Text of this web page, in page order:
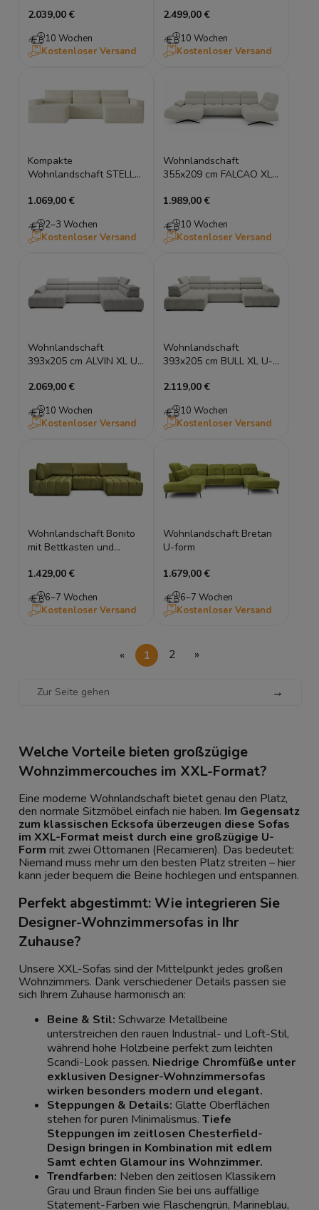
Sitzverstellung
2.039,00 €
10 Wochen
Kostenloser Versand
2.499,00 €
10 Wochen
Kostenloser Versand
Kompakte
Wohnlandschaft STELLA
Schlaffunktion 350x162
1.069,00 €
2–3 Wochen
Kostenloser Versand
Wohnlandschaft
355x209 cm FALCAO XL
Sitztiefenverstellung
1.989,00 €
10 Wochen
Kostenloser Versand
Wohnlandschaft
393x205 cm ALVIN XL U-
Sitztiefe
2.069,00 €
10 Wochen
Kostenloser Versand
Wohnlandschaft
393x205 cm BULL XL U-
Sitztiefe
2.119,00 €
10 Wochen
Kostenloser Versand
Wohnlandschaft Bonito
mit Bettkasten und
1.429,00 €
6–7 Wochen
Kostenloser Versand
Wohnlandschaft Bretan
U-form
1.679,00 €
6–7 Wochen
Kostenloser Versand
→
« 1 2 »
Welche Vorteile bieten großzügige
Wohnzimmercouches im XXL-Format?
Eine moderne Wohnlandschaft bietet genau den Platz,
den normale Sitzmöbel einfach nie haben. Im Gegensatz
zum klassischen Ecksofa überzeugen diese Sofas
im XXL-Format meist durch eine großzügige U-
Form mit zwei Ottomanen (Recamieren). Das bedeutet:
Niemand muss mehr um den besten Platz streiten – hier
kann jeder bequem die Beine hochlegen und entspannen.
Perfekt abgestimmt: Wie integrieren Sie
Designer-Wohnzimmersofas in Ihr
Zuhause?
Unsere XXL-Sofas sind der Mittelpunkt jedes großen
Wohnzimmers. Dank verschiedener Details passen sie
sich Ihrem Zuhause harmonisch an:
Beine & Stil: Schwarze Metallbeine
unterstreichen den rauen Industrial- und Loft-Stil,
während hohe Holzbeine perfekt zum leichten
Scandi-Look passen. Niedrige Chromfüße unter
exklusiven Designer-Wohnzimmersofas
wirken besonders modern und elegant.
Steppungen & Details: Glatte Oberflächen
stehen for puren Minimalismus. Tiefe
Steppungen im zeitlosen Chesterfield-
Design bringen in Kombination mit edlem
Samt echten Glamour ins Wohnzimmer.
Trendfarben: Neben den zeitlosen Klassikern
Grau und Braun finden Sie bei uns auffällige
Statement-Farben wie Flaschengrün, Marineblau,